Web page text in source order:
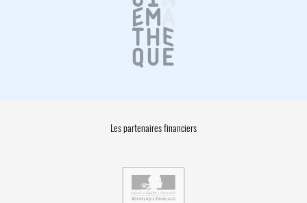
Les partenaires financiers